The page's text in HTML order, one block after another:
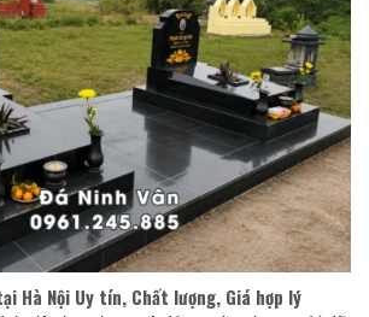
Hà Nội Uy tín, Chất lượng, Giá hợp lý